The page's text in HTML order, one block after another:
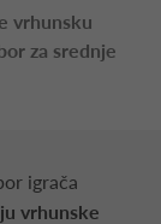
vrhunsku
za srednje
igrača
vrhunske